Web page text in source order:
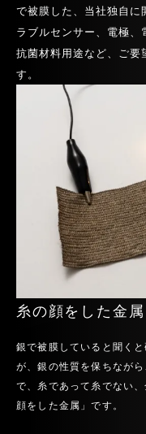
で被膜した、当社独自に
ラブルセンサー、電極、
抗菌材料用途など、ご
す。
糸の顔をした金属
銀で被膜していると聞く
が、銀の性質を保ちなが
で、糸であって糸でない
顔をした金属」です。